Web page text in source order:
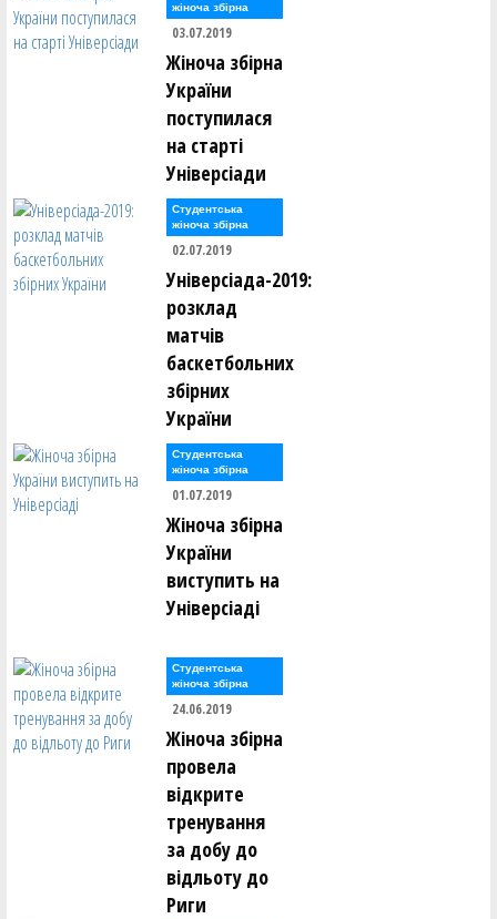
жіноча збірна
03.07.2019
Жіноча збірна
України
поступилася
на старті
Універсіади
Студентська
жіноча збірна
02.07.2019
Універсіада-2019:
розклад
матчів
баскетбольних
збірних
України
Студентська
жіноча збірна
01.07.2019
Жіноча збірна
України
виступить на
Універсіаді
Студентська
жіноча збірна
24.06.2019
Жіноча збірна
провела
відкрите
тренування
за добу до
відльоту до
Риги